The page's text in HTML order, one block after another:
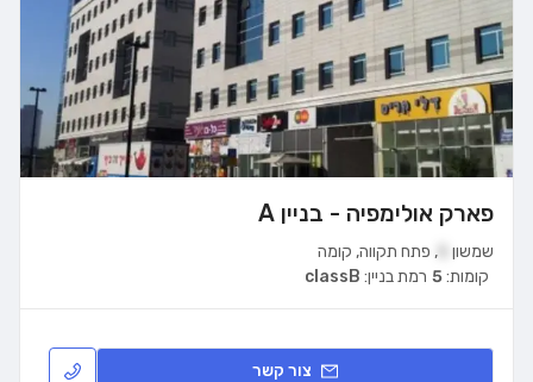
פארק אולימפיה - בניין A
שמשון , פתח תקווה, קומה
רמת בניין: classB קומות:5
צור קשר